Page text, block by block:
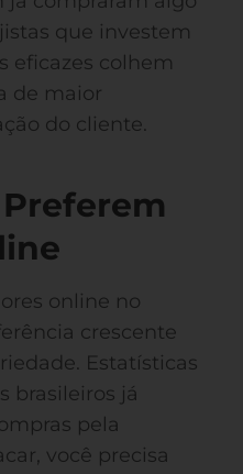
que investem
eficazes colhem
de maior
do cliente.
Preferem
online no
crescente
Estatísticas
brasileiros já
pela
você precisa